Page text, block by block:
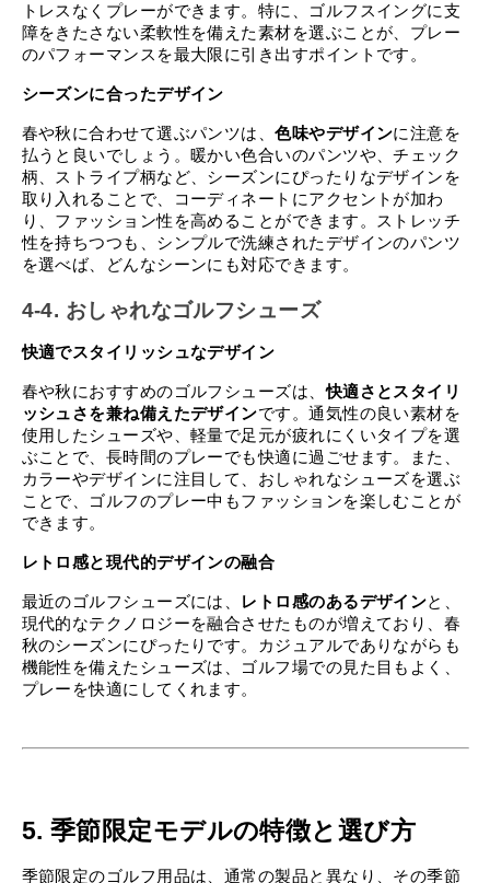
トレスなくプレーができます。特に、ゴルフスイングに支
障をきたさない柔軟性を備えた素材を選ぶことが、プレー
のパフォーマンスを最大限に引き出すポイントです。
シーズンに合ったデザイン
春や秋に合わせて選ぶパンツは、色味やデザインに注意を
払うと良いでしょう。暖かい色合いのパンツや、チェック
柄、ストライプ柄など、シーズンにぴったりなデザインを
取り入れることで、コーディネートにアクセントが加わ
り、ファッション性を高めることができます。ストレッチ
性を持ちつつも、シンプルで洗練されたデザインのパンツ
を選べば、どんなシーンにも対応できます。
4-4. おしゃれなゴルフシューズ
快適でスタイリッシュなデザイン
春や秋におすすめのゴルフシューズは、快適さとスタイリ
ッシュさを兼ね備えたデザインです。通気性の良い素材を
使用したシューズや、軽量で足元が疲れにくいタイプを選
ぶことで、長時間のプレーでも快適に過ごせます。また、
カラーやデザインに注目して、おしゃれなシューズを選ぶ
ことで、ゴルフのプレー中もファッションを楽しむことが
できます。
レトロ感と現代的デザインの融合
最近のゴルフシューズには、 レトロ感のあるデザインと、
現代的なテクノロジーを融合させたものが増えており、春
秋のシーズンにぴったりです。カジュアルでありながらも
機能性を備えたシューズは、ゴルフ場での見た目もよく、
プレーを快適にしてくれます。
5. 季節限定モデルの特徴と選び方
季節限定のゴルフ用品は、通常の製品と異なり、その季節